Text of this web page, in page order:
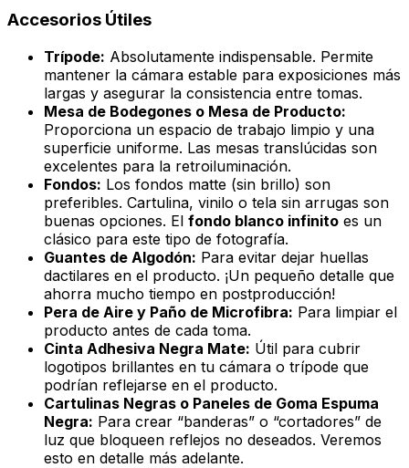
Accesorios Útiles
Trípode: Absolutamente indispensable. Permite
mantener la cámara estable para exposiciones más
largas y asegurar la consistencia entre tomas.
Mesa de Bodegones o Mesa de Producto:
Proporciona un espacio de trabajo limpio y una
superficie uniforme. Las mesas translúcidas son
excelentes para la retroiluminación.
Fondos: Los fondos matte (sin brillo) son
preferibles. Cartulina, vinilo o tela sin arrugas son
buenas opciones. El fondo blanco infinito es un
clásico para este tipo de fotografía.
Guantes de Algodón: Para evitar dejar huellas
dactilares en el producto. ¡Un pequeño detalle que
ahorra mucho tiempo en postproducción!
Pera de Aire y Paño de Microfibra: Para limpiar el
producto antes de cada toma.
Cinta Adhesiva Negra Mate: Útil para cubrir
logotipos brillantes en tu cámara o trípode que
podrían reflejarse en el producto.
Cartulinas Negras o Paneles de Goma Espuma
Negra: Para crear “banderas” o “cortadores” de
luz que bloqueen reflejos no deseados. Veremos
esto en detalle más adelante.